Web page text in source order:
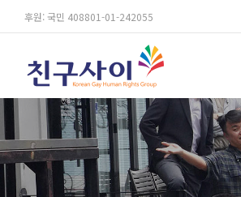
후원: 국민 408801-01-242055